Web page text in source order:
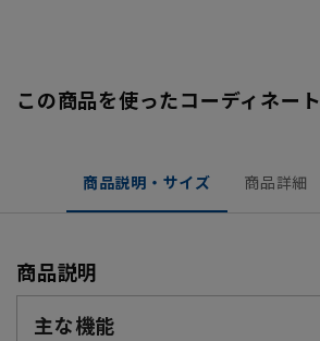
この商品を使ったコーディネート
商品説明・サイズ 商品詳細
商品説明
主な機能